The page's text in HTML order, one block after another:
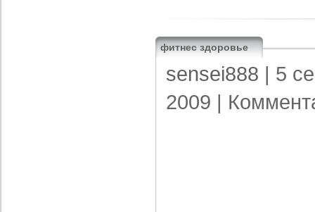
фитнес здоровье
sensei888 | 5
2009 |